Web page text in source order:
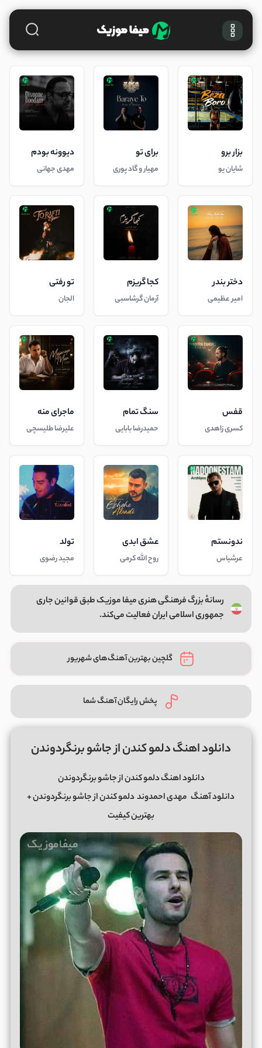
بزار برو
شایان یو
برای تو
مهیار و گاد پوری
دیوونه بودم
مهدی جهانی
دختر بندر
امیر عظیمی
کجا گریزم
آرمان گرشاسبی
تو رفتی
الجان
قفس
کسری زاهدی
سنگ تمام
حمیدرضا بابایی
ماجرای منه
علیرضا طلیسچی
ندونستم
عرشیاس
عشق ابدی
روح الله کرمی
تولد
مجید رضوی
رسانهٔ بزرگ فرهنگی هنری میفا موزیک طبق قوانین جاری
جمهوری اسلامی ایران فعالیت می‌کند.
گلچین بهترین آهنگ‌های شهریور
پخش رایگان آهنگ شما
دانلود اهنگ دلمو کندن از جاشو برنگردوندن
دانلود اهنگ دلمو کندن از جاشو برنگردوندن
دانلود آهنگ مهدی احمدونددلمو کندن از جاشو برنگردوندن +
بهترین کیفیت